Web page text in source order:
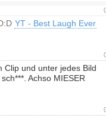
YT - Best Laugh Ever
Clip und unter jedes Bild
Achso MIESER